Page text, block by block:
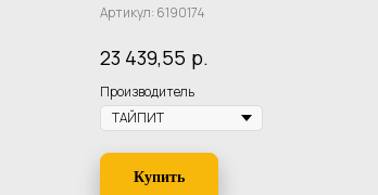
Артикул: 6190174
23 439,55 р.
Производитель
Купить